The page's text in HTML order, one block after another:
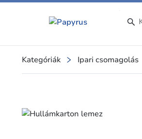
Kategóriák Ipari csomagolás
Slide 1 of 1